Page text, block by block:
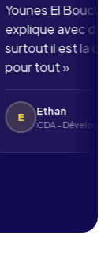
5/5
Younes
explique
surtout il
pour tout